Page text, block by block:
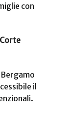
con
il